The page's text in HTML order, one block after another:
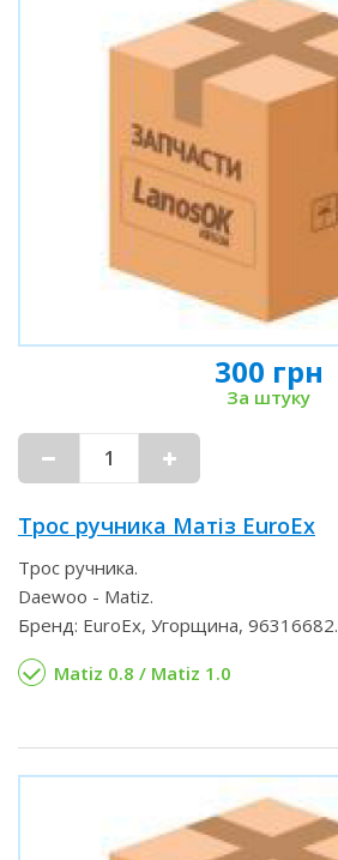
300 грн
За штуку
Трос ручника Матіз EuroEx
Трос ручника.
Daewoo - Matiz.
Бренд: EuroEx, Угорщина, 96316682.
Matiz 0.8 / Matiz 1.0